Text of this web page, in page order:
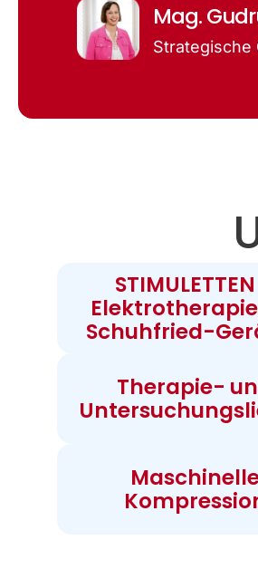
Mag.
Strategische
Schuhfried-
Therapie-